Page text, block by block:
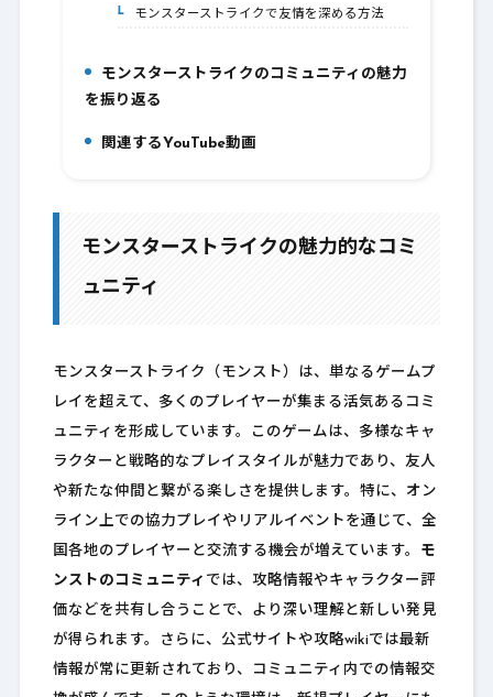
5-2.モンスターストライクで友情を深める方法
モンスターストライクのコミュニティの魅力
を振り返る
関連するYouTube動画
モンスターストライクの魅力的なコミ
ュニティ
モンスターストライク（モンスト）は、単なるゲームプ
レイを超えて、多くのプレイヤーが集まる活気あるコミ
ュニティを形成しています。このゲームは、多様なキャ
ラクターと戦略的なプレイスタイルが魅力であり、友人
や新たな仲間と繋がる楽しさを提供します。特に、オン
ライン上での協力プレイやリアルイベントを通じて、全
国各地のプレイヤーと交流する機会が増えています。 モ
ンストのコミュニティ では、攻略情報やキャラクター評
価などを共有し合うことで、より深い理解と新しい発見
が得られます。さらに、公式サイトや攻略wikiでは最新
情報が常に更新されており、コミュニティ内での情報交